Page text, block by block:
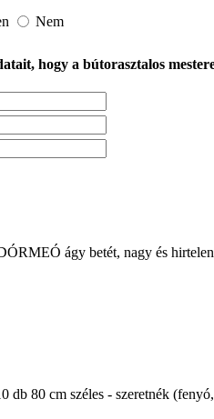
Nem
hogy a bútorasztalos
ágy betét, nagy és
db 80 cm széles - szeretnék